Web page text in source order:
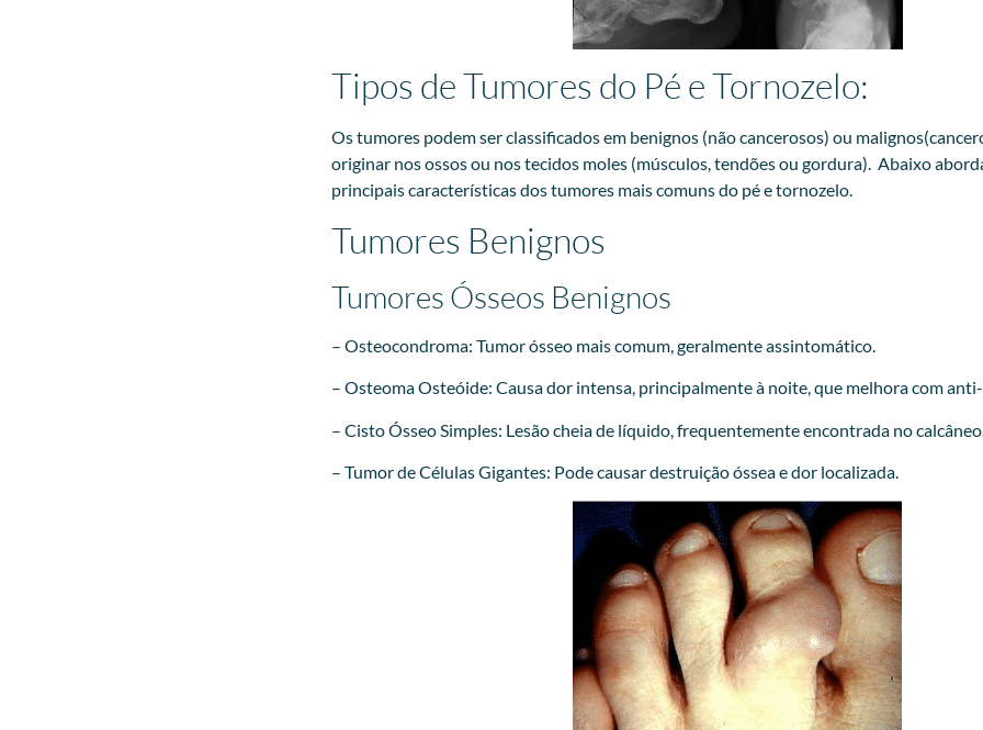
Tipos de Tumores do Pé e Tornozelo:
Os tumores podem ser classificados em benignos (não cancerosos) ou
originar nos ossos ou nos tecidos moles (músculos, tendões ou gordura). Abaixo
principais características dos tumores mais comuns do pé e tornozelo.
Tumores Benignos
Tumores Ósseos Benignos
– Osteocondroma: Tumor ósseo mais comum, geralmente assintomático.
– Osteoma Osteóide: Causa dor intensa, principalmente à noite, que melhora com
– Cisto Ósseo Simples: Lesão cheia de líquido, frequentemente encontrada no
– Tumor de Células Gigantes: Pode causar destruição óssea e dor localizada.